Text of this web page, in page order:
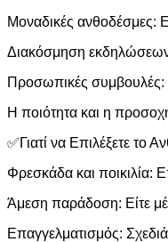
Μοναδικές ανθοδέσμες:
Διακόσμηση εκδηλώσεων:
Προσωπικές συμβουλές:
Η ποιότητα και η
✅Γιατί να Επιλέξετε το
Φρεσκάδα και ποικιλία:
Άμεση παράδοση: Είτε
Επαγγελματισμός: